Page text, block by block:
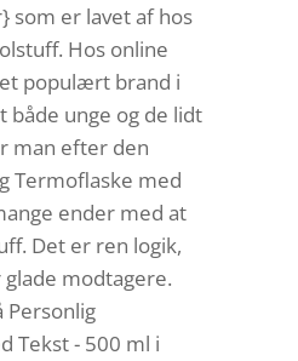
som er lavet af hos
Hos online
populært brand i
både unge og de lidt
man efter den
Termoflaske med
ender med at
Det er ren logik,
glade modtagere.
Personlig
Tekst - 500 ml i